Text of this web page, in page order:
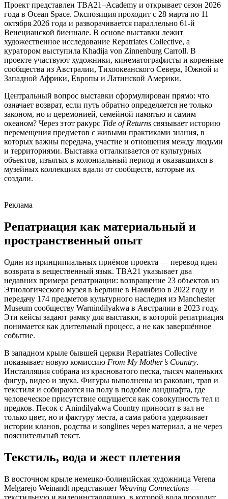
Проект представлен TBA21–Academy и открывает сезон 2026
года в Ocean Space. Экспозиция проходит с 28 марта по 11
октября 2026 года и разворачивается параллельно 61-й
Венецианской биеннале. В основе выставки лежит
художественное исследование Repatriates Collective, а
куратором выступила Khadija von Zinnenburg Carroll. В
проекте участвуют художники, кинематографисты и коренные
сообщества из Австралии, Тихоокеанского Севера, Южной и
Западной Африки, Европы и Латинской Америки.
Центральный вопрос выставки сформулирован прямо: что
означает возврат, если путь обратно определяется не только
законом, но и церемонией, семейной памятью и самим
океаном? Через этот ракурс Tide of Returns связывает историю
перемещения предметов с живыми практиками знания, в
которых важны передача, участие и отношения между людьми
и территориями. Выставка отталкивается от культурных
объектов, изъятых в колониальный период и оказавшихся в
музейных коллекциях вдали от сообществ, которые их
создали.
Реклама
Репатриация как материальный и
пространственный опыт
Один из принципиальных приёмов проекта — перевод идеи
возврата в вещественный язык. TBA21 указывает два
недавних примера репатриации: возвращение 23 объектов из
Этнологического музея в Берлине в Намибию в 2022 году и
передачу 174 предметов культурного наследия из Manchester
Museum сообществу Warnindilyakwa в Австралии в 2023 году.
Эти кейсы задают рамку для выставки, в которой репатриация
понимается как длительный процесс, а не как завершённое
событие.
В западном крыле бывшей церкви Repatriates Collective
показывает новую комиссию From My Mother’s Country.
Инсталляция собрана из красноватого песка, тысяч маленьких
фигур, видео и звука. Фигуры выполнены из раковин, трав и
текстиля и собираются на полу в подобие ландшафта, где
человеческое присутствие ощущается как совокупность тел и
предков. Песок с Anindilyakwa Country приносит в зал не
только цвет, но и фактуру места, а сама работа удерживает
истории кланов, родства и songlines через материал, а не через
пояснительный текст.
Текстиль, вода и жест плетения
В восточном крыле немецко-боливийская художница Verena
Melgarejo Weinandt представляет Weaving Connections —
текстильную и видеоинсталляцию, в которой вода проходит